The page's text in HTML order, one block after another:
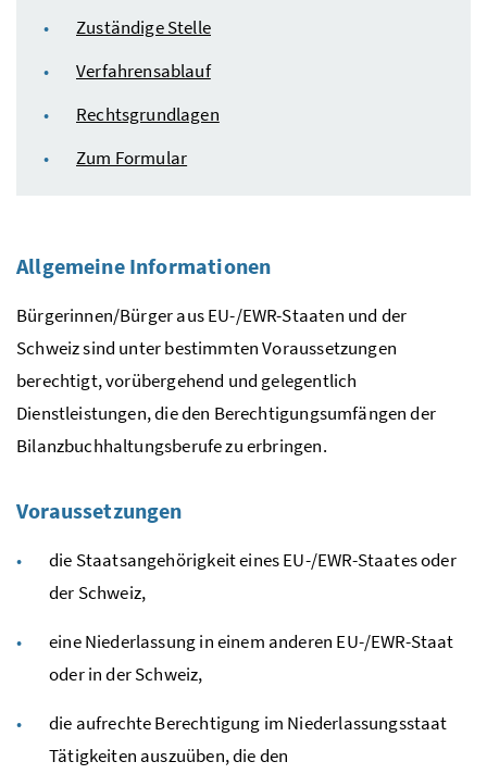
Zuständige Stelle
Verfahrensablauf
Rechtsgrundlagen
Zum Formular
Allgemeine Informationen
Bürgerinnen/Bürger ausEU-/EWR-Staaten und der
Schweiz sind unter bestimmten Voraussetzungen
berechtigt, vorübergehend und gelegentlich
Dienstleistungen, die den Berechtigungsumfängen der
Bilanzbuchhaltungsberufe zu erbringen.
Voraussetzungen
die Staatsangehörigkeit einesEU-/EWR-Staates oder
der Schweiz,
eine Niederlassung in einem anderen EU-/EWR-Staat
oder in der Schweiz,
die aufrechte Berechtigung im Niederlassungsstaat
Tätigkeiten auszuüben, die den